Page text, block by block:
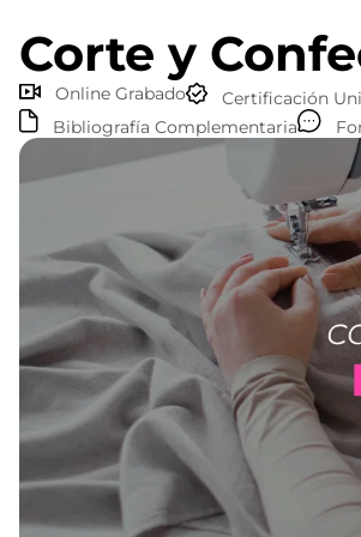
Corte y
Online Grabado
Certificación
Bibliografía Complementaria